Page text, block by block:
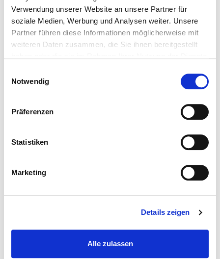
Verwendung unserer Website an unsere Partner für
soziale Medien, Werbung und Analysen weiter. Unsere
Partner führen diese Informationen möglicherweise mit
weiteren Daten zusammen, die Sie ihnen bereitgestellt
Notwendig
Präferenzen
Statistiken
Marketing
Details zeigen
Alle zulassen
1 1 60 m²
Freizeitwohnsitz - Charmantes Apartment in
traumhafter Panoramalage von Aurach
Exklusives Apartment mit großem Sonnenbalkon
in unmittelbarer Nähe zum Skilift